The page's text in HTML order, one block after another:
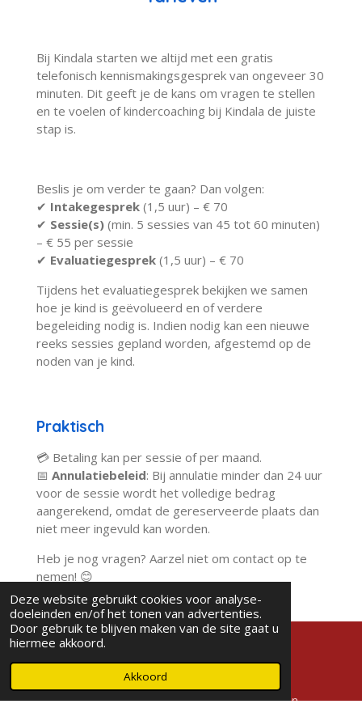
Deze website gebruikt cookies voor analyse-
doeleinden en/of het tonen van advertenties.
Door gebruik te blijven maken van de site gaat u
hiermee akkoord.
Akkoord
Bij Kindala starten we altijd met een gratis
telefonisch kennismakingsgesprek van ongeveer 30
minuten. Dit geeft je de kans om vragen te stellen
en te voelen of kindercoaching bij Kindala de juiste
stap is.
Beslis je om verder te gaan? Dan volgen:
✔ Intakegesprek(1,5 uur) – € 70
✔ Sessie(s)(min. 5 sessies van 45 tot 60 minuten)
– € 55 per sessie
✔ Evaluatiegesprek(1,5 uur) – € 70
Tijdens het evaluatiegesprek bekijken we samen
hoe je kind is geëvolueerd en of verdere
begeleiding nodig is. Indien nodig kan een nieuwe
reeks sessies gepland worden, afgestemd op de
noden van je kind.
Praktisch
💳 Betaling kan per sessie of per maand.
📅 Annulatiebeleid: Bij annulatie minder dan 24 uur
voor de sessie wordt het volledige bedrag
aangerekend, omdat de gereserveerde plaats dan
niet meer ingevuld kan worden.
Heb je nog vragen? Aarzel niet om contact op te
nemen! 😊
Coaching, vormingen en workshops voor socio-
emotionele ontwikkeling
© 2023 GroeiKracht - Groeien met hoofd, hart en